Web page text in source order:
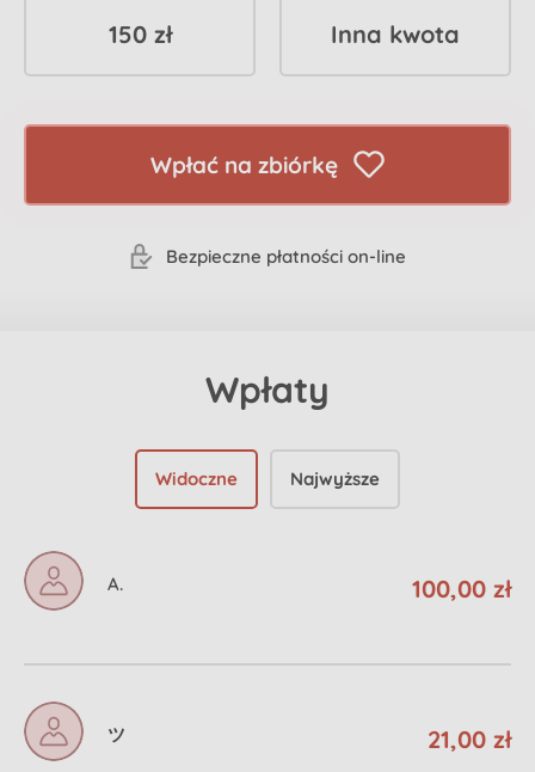
150 zł Inna kwota
Wpłać na zbiórkę
Bezpieczne płatności on-line
Wpłaty
Widoczne Najwyższe
A. 100,00 zł
ツ 21,00 zł